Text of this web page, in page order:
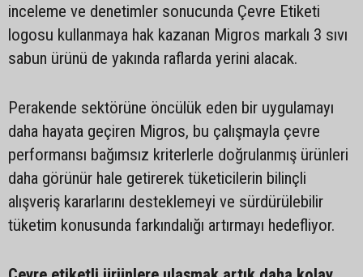
inceleme ve denetimler sonucunda Çevre Etiketi
logosu kullanmaya hak kazanan Migros markalı 3 sıvı
sabun ürünü de yakında raflarda yerini alacak.
Perakende sektörüne öncülük eden bir uygulamayı
daha hayata geçiren Migros, bu çalışmayla çevre
performansı bağımsız kriterlerle doğrulanmış ürünleri
daha görünür hale getirerek tüketicilerin bilinçli
alışveriş kararlarını desteklemeyi ve sürdürülebilir
tüketim konusunda farkındalığı artırmayı hedefliyor.